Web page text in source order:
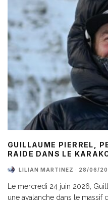
GUILLAUME PIERREL,
RAIDE DANS LE
LILIAN MARTINEZ · 28/06/
Le mercredi 24 juin 2026,
une avalanche dans le massif